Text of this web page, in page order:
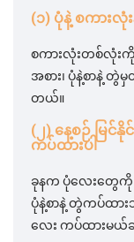
(၁) ပုံနဲ့ စကားလုံ
စကားလုံးတစ်လုံး
အစား၊ ပုံနဲ့စာနဲ့
တယ်။
(၂) နေ့စဉ် မြင်
ကပ်ထားပါ
ခုနက ပုံလေးတွေကို
ပုံနဲ့စာနဲ့ တွဲကပ်ထား
လေး ကပ်ထားမယ်ဆို